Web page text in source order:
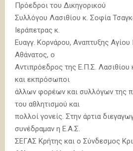
Πρόεδροι του Δικηγορικού
Συλλόγου Λασιθίου κ. Σοφία
Ιεράπετρας κ.
Ευαγγ. Κορνάρου, Αναπτυξης Αγίου
Αθάνατος, ο
Αντιπρόεδρος της Ε.Π.Σ.
και εκπρόσωποι
άλλων φορέων και συλλόγων της
του αθλητισμού και
πολλοί γονείς. Στην άρτια
συνέδραμαν η Ε.Α.Σ.
ΣΕΓΑΣ Κρήτης και ο Σύνδεσμος